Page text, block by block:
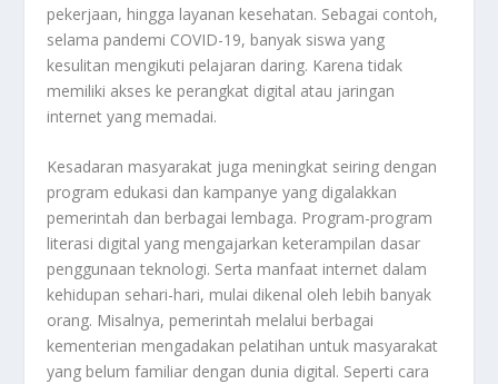
pekerjaan, hingga layanan kesehatan. Sebagai contoh,
selama pandemi COVID-19, banyak siswa yang
kesulitan mengikuti pelajaran daring. Karena tidak
memiliki akses ke perangkat digital atau jaringan
internet yang memadai.
Kesadaran masyarakat juga meningkat seiring dengan
program edukasi dan kampanye yang digalakkan
pemerintah dan berbagai lembaga. Program-program
literasi digital yang mengajarkan keterampilan dasar
penggunaan teknologi. Serta manfaat internet dalam
kehidupan sehari-hari, mulai dikenal oleh lebih banyak
orang. Misalnya, pemerintah melalui berbagai
kementerian mengadakan pelatihan untuk masyarakat
yang belum familiar dengan dunia digital. Seperti cara